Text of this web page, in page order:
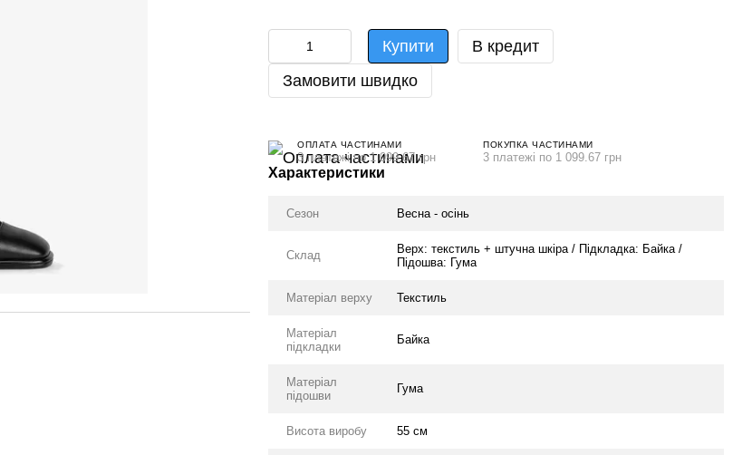
Купити
В кредит
Замовити швидко
ОПЛАТА ЧАСТИНАМИ
3 платежі по 1 099.67 грн
ПОКУПКА ЧАСТИНАМИ
3 платежі по 1 099.67 грн
Характеристики
Сезон Весна - осінь
Склад
Верх: текстиль + штучна шкіра / Підкладка: Байка /
Підошва: Гума
Матеріал верху Текстиль
Матеріал
підкладки
Байка
Матеріал
підошви
Гума
Висота виробу 55 см